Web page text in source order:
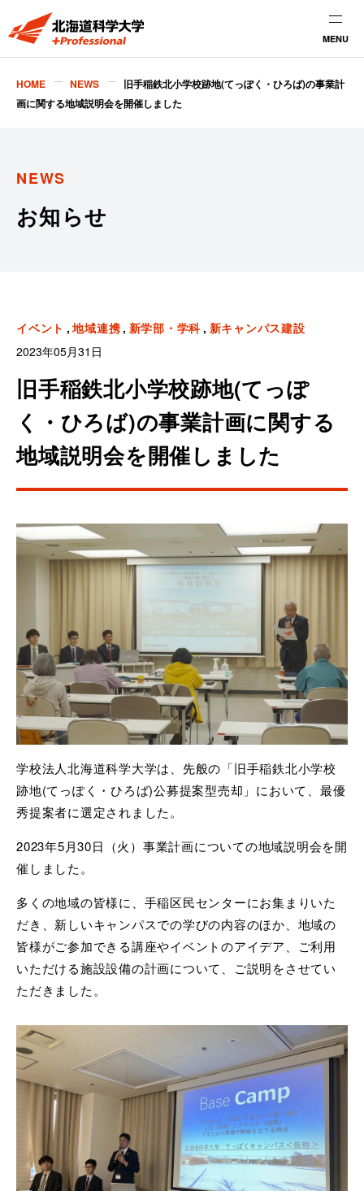
MENU
HOME NEWS
旧手稲鉄北小学校跡地(てっぽく・ひろば)の事業計
画に関する地域説明会を開催しました
NEWS
お知らせ
イベント 地域連携 新学部・学科 新キャンパス建設
2023年05月31日
旧手稲鉄北小学校跡地(てっぽ
く・ひろば)の事業計画に関する
地域説明会を開催しました
学校法人北海道科学大学は、先般の「旧手稲鉄北小学校
跡地(てっぽく・ひろば)公募提案型売却」において、最優
秀提案者に選定されました。
2023年5月30日（火）事業計画についての地域説明会を開
催しました。
多くの地域の皆様に、手稲区民センターにお集まりいた
だき、新しいキャンパスでの学びの内容のほか、地域の
皆様がご参加できる講座やイベントのアイデア、ご利用
いただける施設設備の計画について、ご説明をさせてい
ただきました。